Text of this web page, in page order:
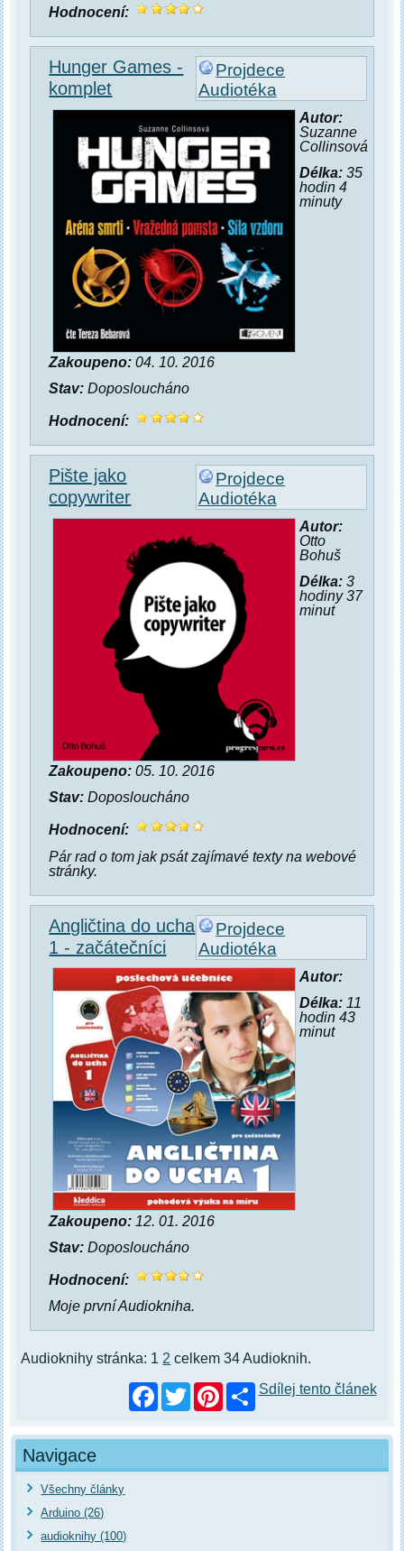
Hodnocení:
Projdece
Audiotéka
Hunger Games -
komplet
Autor:
Suzanne
Collinsová
Délka:35
hodin 4
minuty
Zakoupeno: 04. 10. 2016
Stav: Doposloucháno
Hodnocení:
Projdece
Audiotéka
Pište jako
copywriter
Autor:
Otto
Bohuš
Délka:3
hodiny 37
minut
Zakoupeno: 05. 10. 2016
Stav: Doposloucháno
Hodnocení:
Pár rad o tom jak psát zajímavé texty na webové
stránky.
Projdece
Audiotéka
Angličtina do ucha
1 - začátečníci
Autor:
Délka:11
hodin 43
minut
Zakoupeno: 12. 01. 2016
Stav: Doposloucháno
Hodnocení:
Moje první Audiokniha.
Audioknihy stránka: 1 2 celkem 34 Audioknih.
Facebook
TwitterPinterestSdílej tento článek
Navigace
Všechny články
Arduino (26)
audioknihy (100)